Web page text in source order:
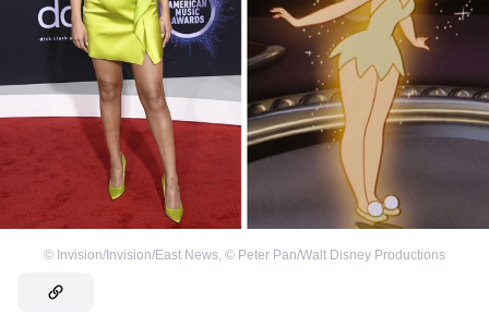
© Invision/Invision/East News, © Peter Pan/Walt Disney Productions